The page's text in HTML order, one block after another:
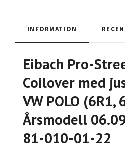
INFORMATION
Eibach Pro-
Coilover med
VW POLO (6R1,
Årsmodell
81-010-01-22